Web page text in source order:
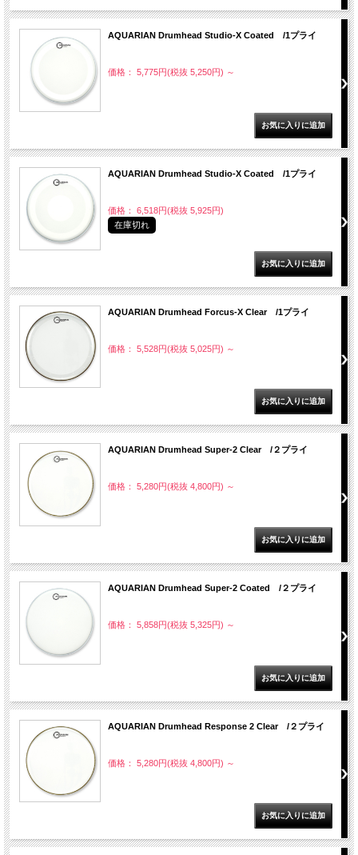
AQUARIAN Drumhead Studio-X Coated /1プライ
価格： 5,775円(税抜 5,250円) ～
AQUARIAN Drumhead Studio-X Coated /1プライ
価格： 6,518円(税抜 5,925円)
在庫切れ
AQUARIAN Drumhead Forcus-X Clear /1プライ
価格： 5,528円(税抜 5,025円) ～
AQUARIAN Drumhead Super-2 Clear /２プライ
価格： 5,280円(税抜 4,800円) ～
AQUARIAN Drumhead Super-2 Coated /２プライ
価格： 5,858円(税抜 5,325円) ～
AQUARIAN Drumhead Response 2 Clear /２プライ
価格： 5,280円(税抜 4,800円) ～